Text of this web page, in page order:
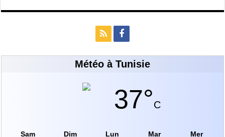
Météo à Tunisie
37°C
Sam Dim Lun Mar Mer